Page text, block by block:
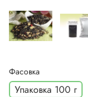
Фасовка
Упаковка 100 г